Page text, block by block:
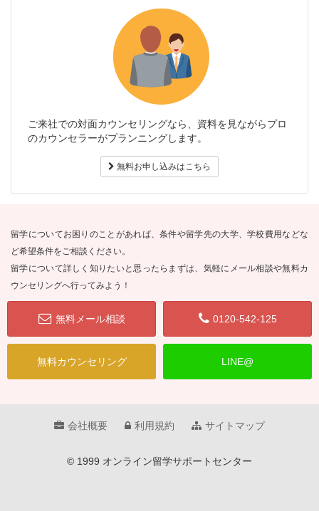
ご来社での対面カウンセリングなら、資料を見ながらプロ
のカウンセラーがプランニングします。
無料お申し込みはこちら
留学についてお困りのことがあれば、条件や留学先の大学、学校費用などな
ど希望条件をご相談ください。
留学について詳しく知りたいと思ったらまずは、気軽にメール相談や無料カ
ウンセリングへ行ってみよう！
無料メール相談 0120-542-125
無料カウンセリング LINE@
会社概要 利用規約 サイトマップ
© 1999 オンライン留学サポートセンター